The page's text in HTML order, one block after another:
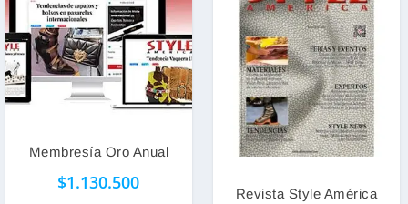
Membresía Oro Anual
$1.130.500
Revista Style América